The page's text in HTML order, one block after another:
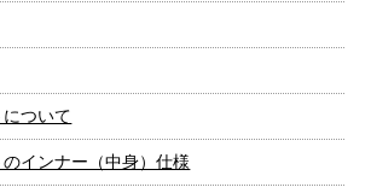
ついて
インナー（中身）仕様